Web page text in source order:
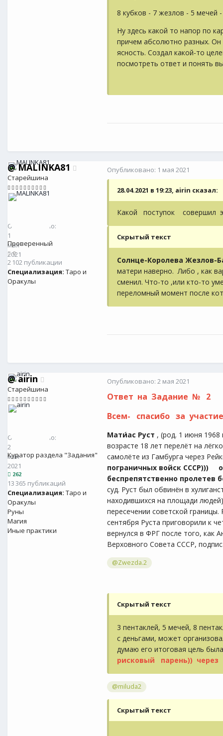
8 кубков - 7 жезлов - 5 мечей
Ну здесь какой то напор по
причем абсолютно разных.
ясность. Создал какой-то
посмотреть ответ и понять
Опубликовано:
1
мая
2021
@MALINKA81
Старейшина
Проверенный
0
2 102 публикации
Специализация: Таро и
Оракулы
Опубликовано: 1 мая 2021
28.04.2021 в 19:23, airin сказал:
Какой поступок совершил
Скрытый текст
Солнце-Королева Жезлов-
матери наверно. Либо , как
сменил. Что-то ,или кто-то
переломный момент после
Опубликовано:
2
мая
2021
@airin
Старейшина
Куратор раздела "Задания"
262
13 365 публикаций
Специализация: Таро и
Оракулы
Руны
Магия
Иные практики
Опубликовано: 2 мая 2021
Ответ на Задание № 2
Всем- спасибо за
Мати́ас Руст , (род. 1 июня
возрасте 18 лет перелёт на
самолёте из Гамбурга через
пограничных войск СССР)))
беспрепятственно пролетев
суд. Руст был обвинён в
находившихся на площади
пересечении советской
сентября Руста приговорили к
вернулся в ФРГ после того, как
Верховного Совета СССР,
@Zwezda.2
Скрытый текст
3 пентаклей, 5 мечей, 8
с деньгами, может
думаю его итоговая цель
рисковый парень))
@miluda2
Скрытый текст